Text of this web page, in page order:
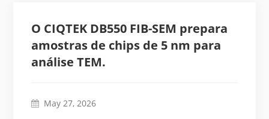
O CIQTEK DB550 FIB-SEM prepara
amostras de chips de 5 nm para
análise TEM.
May 27, 2026